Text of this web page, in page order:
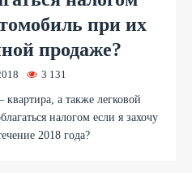
при их
продаже?
3 131
а также легковой
налогом если я захочу
2018 года?